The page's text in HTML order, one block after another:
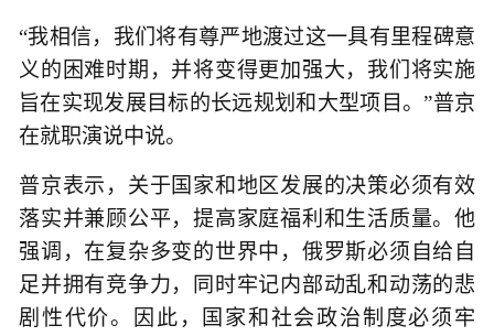
“我相信，我们将有尊严地渡过这一具有里程碑意
义的困难时期，并将变得更加强大，我们将实施
旨在实现发展目标的长远规划和大型项目。”普京
在就职演说中说。
普京表示，关于国家和地区发展的决策必须有效
落实并兼顾公平，提高家庭福利和生活质量。他
强调，在复杂多变的世界中，俄罗斯必须自给自
足并拥有竞争力，同时牢记内部动乱和动荡的悲
剧性代价。因此，国家和社会政治制度必须牢